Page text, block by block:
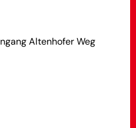
Altenhofer Weg